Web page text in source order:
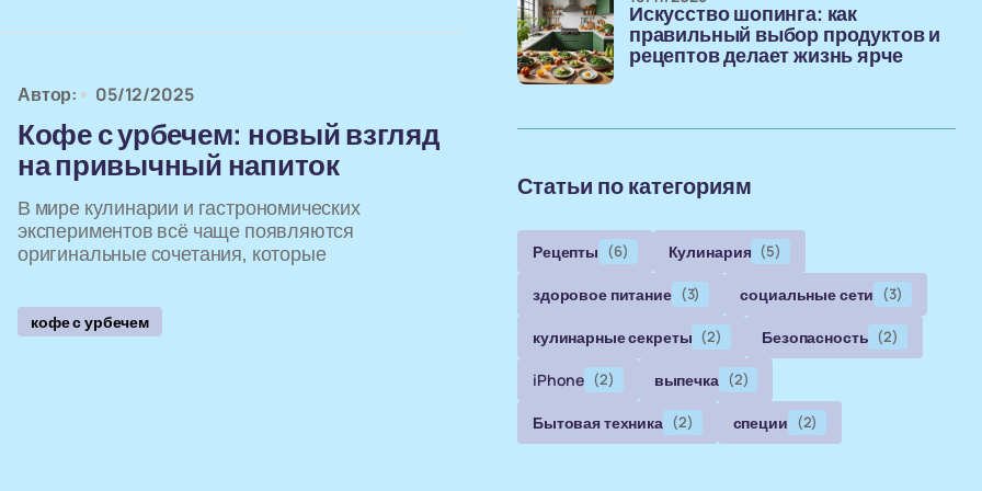
Автор: 05/12/2025
Кофе с урбечем: новый взгляд
на привычный напиток
В мире кулинарии и гастрономических
экспериментов всё чаще появляются
оригинальные сочетания, которые
кофе с урбечем
Искусство шопинга: как
правильный выбор продуктов и
рецептов делает жизнь ярче
Статьи по категориям
Рецепты (6) Кулинария (5)
здоровое питание (3) социальные сети (3)
кулинарные секреты (2) Безопасность (2)
iPhone (2) выпечка (2)
Бытовая техника (2) специи (2)